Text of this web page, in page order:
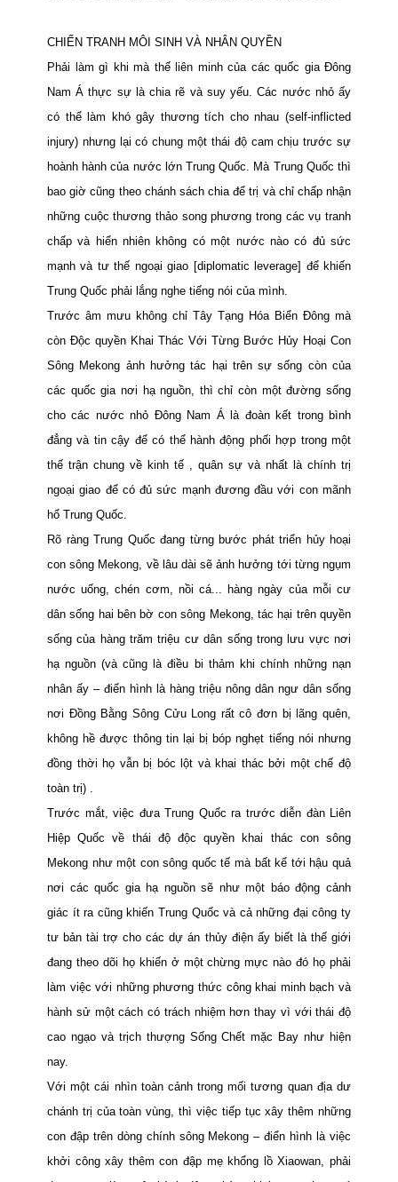
CHIẾN TRANH MÔI SINH VÀ NHÂN QUYỀN
Phải làm gì khi mà thế liên minh của các quốc gia Đông
Nam Á thực sự là chia rẽ và suy yếu. Các nước nhỏ ấy
có thể làm khó gây thương tích cho nhau (self-inflicted
injury) nhưng lại có chung một thái độ cam chịu trước sự
hoành hành của nước lớn Trung Quốc. Mà Trung Quốc thì
bao giờ cũng theo chánh sách chia để trị và chỉ chấp nhận
những cuộc thương thảo song phương trong các vụ tranh
chấp và hiển nhiên không có một nước nào có đủ sức
mạnh và tư thế ngoại giao [diplomatic leverage] để khiến
Trung Quốc phải lắng nghe tiếng nói của mình.
Trước âm mưu không chỉ Tây Tạng Hóa Biển Đông mà
còn Độc quyền Khai Thác Với Từng Bước Hủy Hoại Con
Sông Mekong ảnh hưởng tác hại trên sự sống còn của
các quốc gia nơi hạ nguồn, thì chỉ còn một đường sống
cho các nước nhỏ Đông Nam Á là đoàn kết trong bình
đẳng và tin cậy để có thể hành động phối hợp trong một
thế trận chung về kinh tế , quân sự và nhất là chính trị
ngoại giao để có đủ sức mạnh đương đầu với con mãnh
hổ Trung Quốc.
Rõ ràng Trung Quốc đang từng bước phát triển hủy hoại
con sông Mekong, về lâu dài sẽ ảnh hưởng tới từng ngụm
nước uống, chén cơm, nồi cá... hàng ngày của mỗi cư
dân sống hai bên bờ con sông Mekong, tác hại trên quyền
sống của hàng trăm triệu cư dân sống trong lưu vực nơi
hạ nguồn (và cũng là điều bi thảm khi chính những nạn
nhân ấy – điển hình là hàng triệu nông dân ngư dân sống
nơi Đồng Bằng Sông Cửu Long rất cô đơn bị lãng quên,
không hề được thông tin lại bị bóp nghẹt tiếng nói nhưng
đồng thời họ vẫn bị bóc lột và khai thác bởi một chế độ
toàn trị) .
Trước mắt, việc đưa Trung Quốc ra trước diễn đàn Liên
Hiệp Quốc về thái độ độc quyền khai thác con sông
Mekong như một con sông quốc tế mà bất kể tới hậu quả
nơi các quốc gia hạ nguồn sẽ như một báo động cảnh
giác ít ra cũng khiến Trung Quốc và cả những đại công ty
tư bản tài trợ cho các dự án thủy điện ấy biết là thế giới
đang theo dõi họ khiến ở một chừng mực nào đó họ phải
làm việc với những phương thức công khai minh bạch và
hành sử một cách có trách nhiệm hơn thay vì với thái độ
cao ngạo và trịch thượng Sống Chết mặc Bay như hiện
nay.
Với một cái nhìn toàn cảnh trong mối tương quan địa dư
chánh trị của toàn vùng, thì việc tiếp tục xây thêm những
con đập trên dòng chính sông Mekong – điển hình là việc
khởi công xây thêm con đập mẹ khổng lồ Xiaowan, phải